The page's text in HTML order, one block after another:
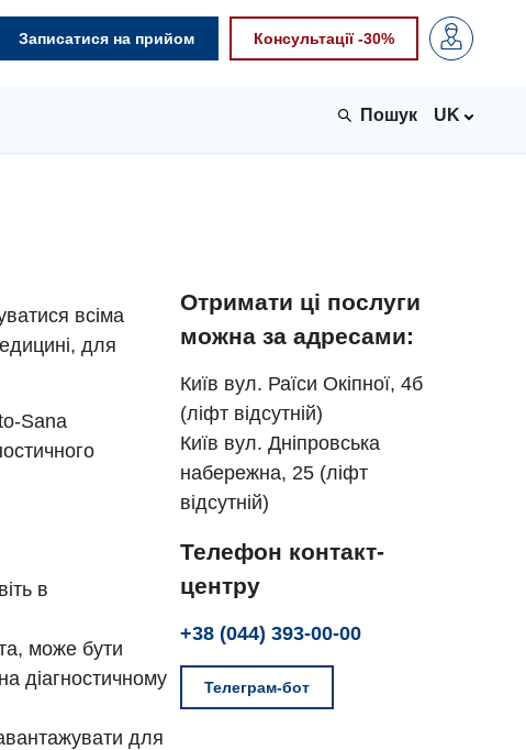
Записатися на прийом Консультації -30%
UK
Отримати ці послуги
можна за адресами:
Київ вул. Раїси Окіпної, 4б
(ліфт відсутній)
Київ вул. Дніпровська
набережна, 25 (ліфт
відсутній)
Телефон контакт-
центру
+38 (044) 393-00-00
Телеграм-бот
всіма
для
Sana
в
може бути
діагностичному
для